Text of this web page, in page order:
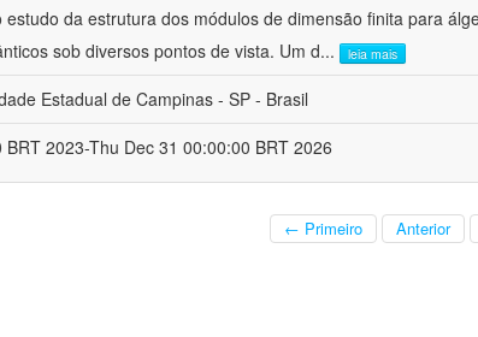
da estrutura dos módulos de dimensão finita para
sob diversos pontos de vista. Um d... leia mais
Estadual de Campinas - SP - Brasil
2023-Thu Dec 31 00:00:00 BRT 2026
← Primeiro Anterior